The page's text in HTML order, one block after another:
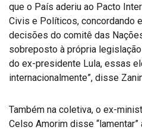
que o País aderiu ao Pacto
Civis e Políticos, concordando
decisões do comitê das
sobreposto à própria
do ex-presidente Lula, essas
internacionalmente”, disse
Também na coletiva, o ex-
Celso Amorim disse